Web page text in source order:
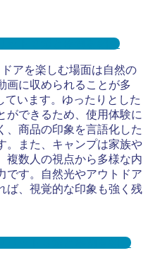
ット３選と事例を紹介
アを楽しむ場面は自然の
画に収められることが多
ています。ゆったりとした
ができるため、使用体験に
、商品の印象を言語化した
。また、キャンプは家族や
複数人の視点から多様な内
です。自然光やアウトドア
ば、視覚的な印象も強く残
リット３選と事例を紹介